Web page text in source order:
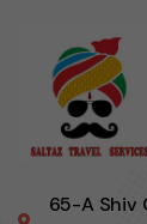
65-A Shiv